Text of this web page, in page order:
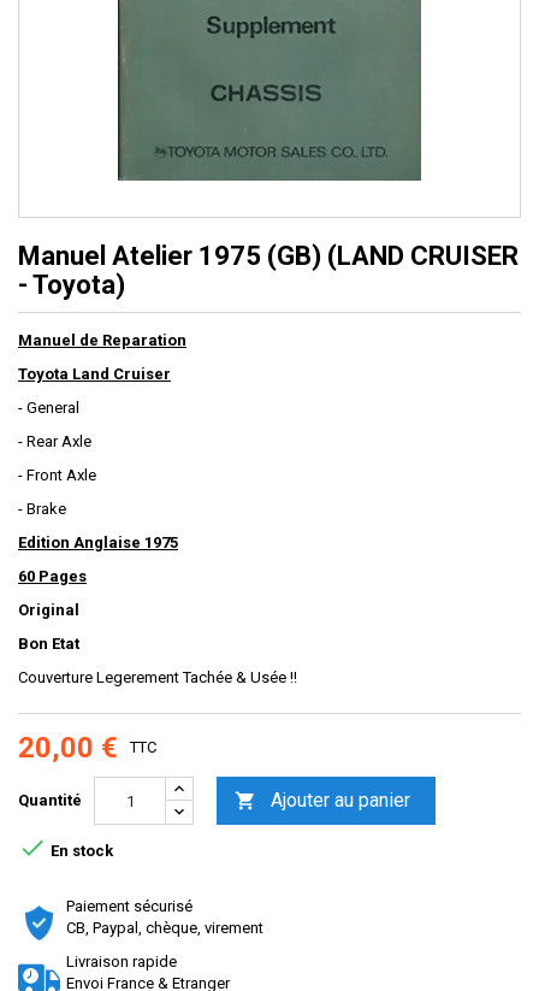
Manuel Atelier 1975 (GB) (LAND CRUISER
- Toyota)
Manuel de Reparation
Toyota Land Cruiser
- General
- Rear Axle
- Front Axle
- Brake
Edition Anglaise 1975
60 Pages
Original
Bon Etat
Couverture Legerement Tachée & Usée !!
20,00 € TTC
Quantité  Ajouter au panier
 En stock
Paiement sécurisé
CB, Paypal, chèque, virement
Livraison rapide
Envoi France & Etranger